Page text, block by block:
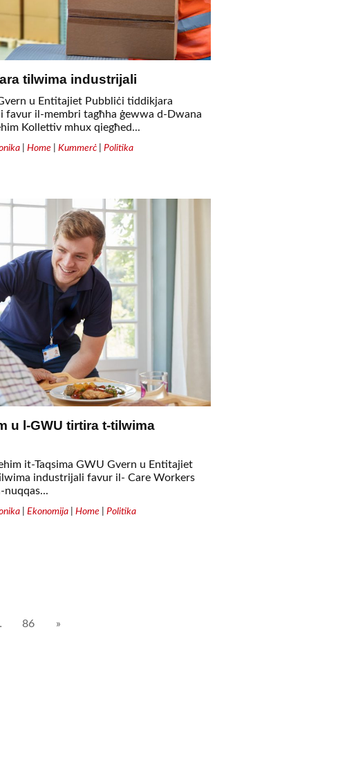
tilwima industrijali
u Entitajiet Pubbliċi tiddikjara
favur il-membri tagħha ġewwa d-Dwana
Kollettiv mhux qiegħed...
| Home| Kummerċ| Politika
u l-GWU tirtira t-tilwima
it-Taqsima GWU Gvern u Entitajiet
industrijali favur il- Care Workers
nuqqas...
| Ekonomija| Home| Politika
86 »